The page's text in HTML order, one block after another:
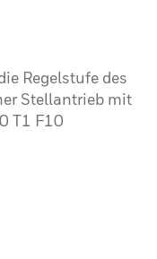
Regelstufe des
Stellantrieb mit
T1 F10